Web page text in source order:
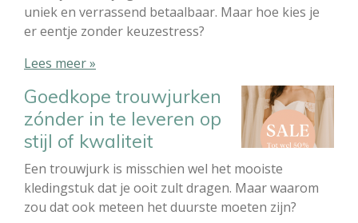
uniek en verrassend betaalbaar. Maar hoe kies je
er eentje zonder keuzestress?
Lees meer »
Goedkope trouwjurken
zónder in te leveren op
stijl of kwaliteit
Een trouwjurk is misschien wel het mooiste
kledingstuk dat je ooit zult dragen. Maar waarom
zou dat ook meteen het duurste moeten zijn?